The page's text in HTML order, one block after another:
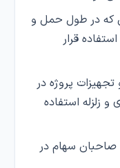
که در طول حمل و
قرار
پروژه در
زلزله استفاده
صاحبان سهام در